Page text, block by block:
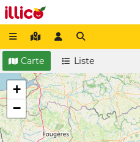
Carte Liste
+
−